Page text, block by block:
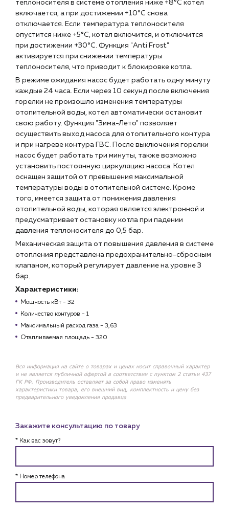
теплоносителя в системе отопления ниже +8°С котел
включается, а при достижении +10°С снова
отключается. Если температура теплоносителя
опустится ниже +5°С, котел включится, и отключится
при достижении +30°С. Функция "Anti Frost"
активируется при снижении температуры
теплоносителя, что приводит к блокировке котла.
В режиме ожидания насос будет работать одну минуту
каждые 24 часа. Если через 10 секунд после включения
горелки не произошло изменения температуры
отопительной воды, котел автоматически остановит
свою работу. Функция "Зима-Лето" позволяет
осуществить выход насоса для отопительного контура
и при нагреве контура ГВС. После выключения горелки
насос будет работать три минуты, также возможно
установить постоянную циркуляцию насоса. Котел
оснащен защитой от превышения максимальной
температуры воды в отопительной системе. Кроме
того, имеется защита от понижения давления
отопительной воды, которая является электронной и
предусматривает остановку котла при падении
давления теплоносителя до 0,5 бар.
Механическая защита от повышения давления в системе
отопления представлена предохранительно-сбросным
клапаном, который регулирует давление на уровне 3
бар.
Характеристики:
Мощность кВт - 32
Количество контуров - 1
Максимальный расход газа - 3,63
Отапливаемая площадь - 320
Вся информация на сайте о товарах и ценах носит справочный характер
и не является публичной офертой в соответствии с пунктом 2 статьи 437
ГК РФ. Производитель оставляет за собой право изменять
характеристики товара, его внешний вид, комплектность и цену без
предварительного уведомления продавца
Закажите консультацию по товару
* Как вас зовут?
* Номер телефона